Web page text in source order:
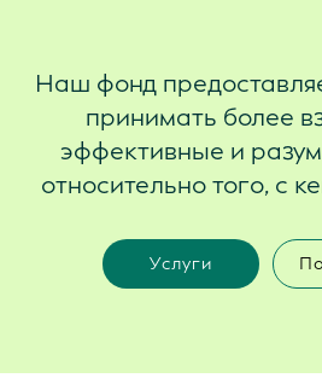
Наш фонд
принимать более
эффективные и
относительно того, с
Услуги